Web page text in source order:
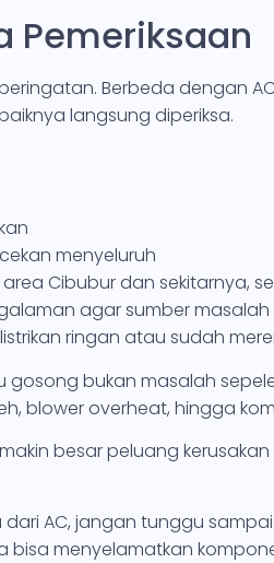
Pemeriksaan
Berbeda dengan
langsung diperiksa.
menyeluruh
Cibubur dan sekitarnya,
agar sumber
ringan atau sudah
gosong bukan masalah
blower overheat, hingga
besar peluang
AC, jangan tunggu
menyelamatkan